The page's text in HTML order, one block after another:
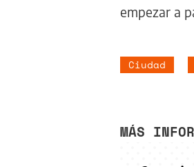
empezar a
Ciudad
MÁS